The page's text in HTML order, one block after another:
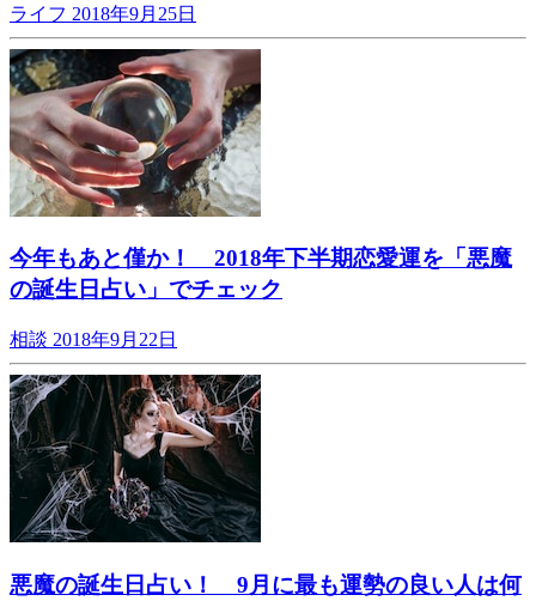
ライフ 2018年9月25日
今年もあと僅か！ 2018年下半期恋愛運を「悪魔
の誕生日占い」でチェック
相談 2018年9月22日
悪魔の誕生日占い！ 9月に最も運勢の良い人は何